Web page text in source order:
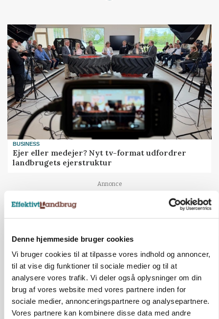
Denne hjemmeside bruger cookies
Vi bruger cookies til at tilpasse vores indhold og annoncer,
til at vise dig funktioner til sociale medier og til at
analysere vores trafik. Vi deler også oplysninger om din
brug af vores website med vores partnere inden for
sociale medier, annonceringspartnere og analysepartnere.
Vores partnere kan kombinere disse data med andre
BUSINESS
Ejer eller medejer? Nyt tv-format udfordrer
landbrugets ejerstruktur
Annonce
MARKED